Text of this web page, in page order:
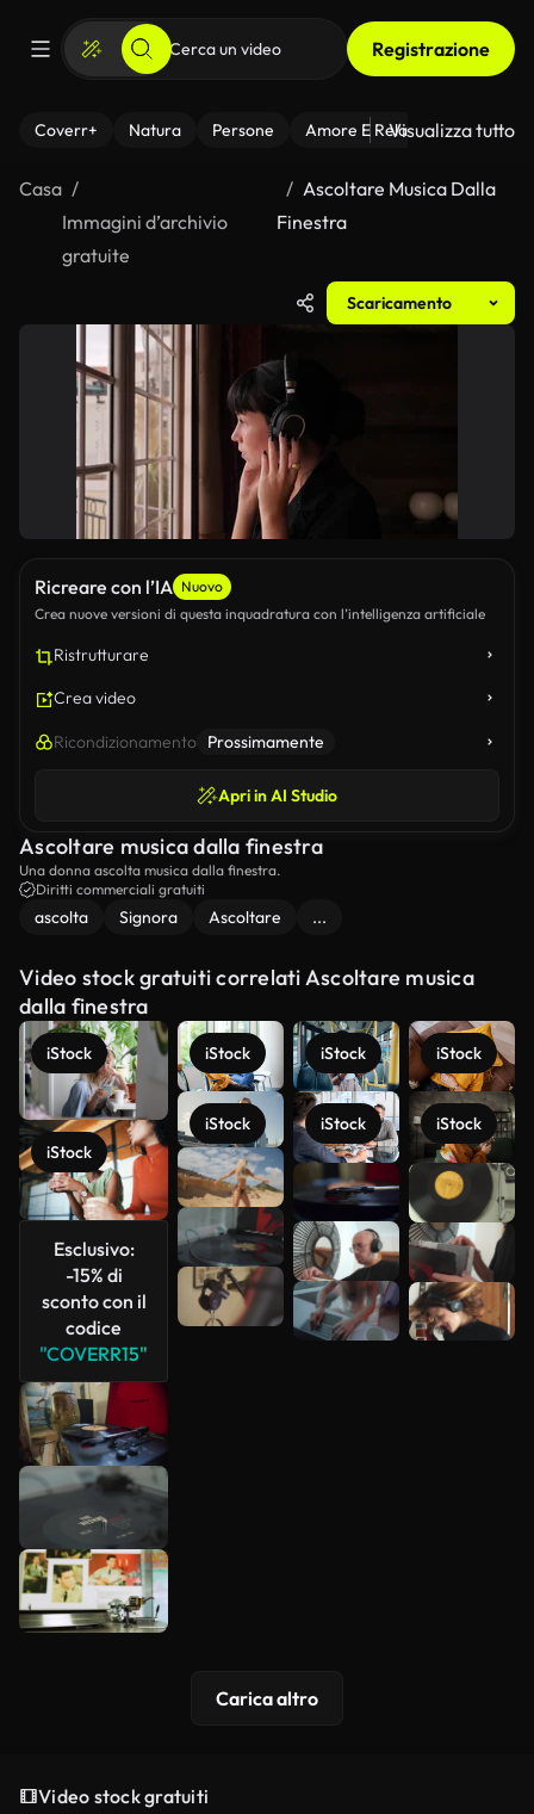
Registrazione
Coverr+ Natura Persone Amore E Relazioni Il
Visualizza tutto
Casa
Immagini d’archivio
gratuite
Ascoltare Musica Dalla
Finestra
Scaricamento
Ricreare con l’IA Nuovo
Crea nuove versioni di questa inquadratura con l’intelligenza artificiale
Ristrutturare
Crea video
Ricondizionamento Prossimamente
Apri in AI Studio
Ascoltare musica dalla finestra
Una donna ascolta musica dalla finestra.
Diritti commerciali gratuiti
ascolta Signora Ascoltare ...
Video stock gratuiti correlati Ascoltare musica
dalla finestra
iStock
iStock
Esclusivo:
-15% di
sconto con il
codice
"COVERR15"
iStock
iStock
iStock
iStock
iStock
iStock
Scopri di
più
Carica altro
Video stock gratuiti